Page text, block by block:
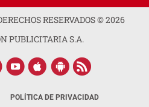
RESERVADOS ©2026
PUBLICITARIA S.A.
POLÍTICA DE PRIVACIDAD